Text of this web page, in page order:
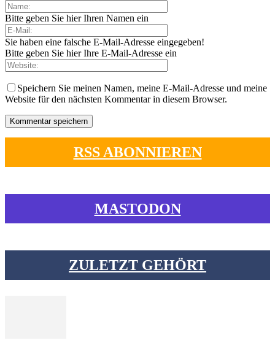
Bitte geben Sie hier Ihren Namen ein
Sie haben eine falsche E-Mail-Adresse eingegeben!
Bitte geben Sie hier Ihre E-Mail-Adresse ein
Speichern Sie meinen Namen, meine E-Mail-Adresse und meine
Website für den nächsten Kommentar in diesem Browser.
RSS ABONNIEREN
MASTODON
ZULETZT GEHÖRT